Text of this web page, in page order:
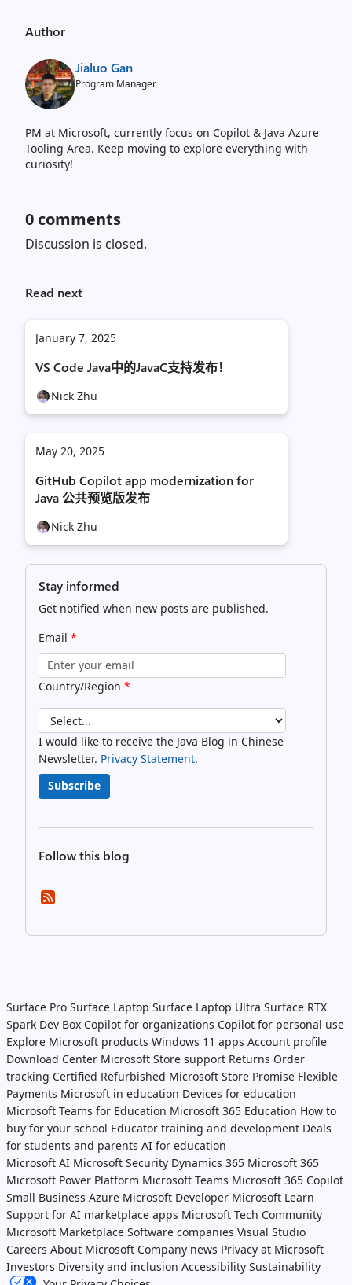
Author
Jialuo Gan
Program Manager
PM at Microsoft, currently focus on Copilot & Java Azure
Tooling Area. Keep moving to explore everything with
curiosity!
0 comments
Discussion is closed.
Read next
January 7, 2025
VS Code Java中的JavaC支持发布！
Nick Zhu
May 20, 2025
GitHub Copilot app modernization for
Java 公共预览版发布
Nick Zhu
Stay informed
Get notified when new posts are published.
Email *
Country/Region *
I would like to receive the Java Blog in Chinese
Newsletter. Privacy Statement.
Subscribe
Follow this blog
Surface Pro Surface Laptop Surface Laptop Ultra Surface RTX
Spark Dev Box Copilot for organizations Copilot for personal use
Explore Microsoft products Windows 11 apps Account profile
Download Center Microsoft Store support Returns Order
tracking Certified Refurbished Microsoft Store Promise Flexible
Payments Microsoft in education Devices for education
Microsoft Teams for Education Microsoft 365 Education How to
buy for your school Educator training and development Deals
for students and parents AI for education
Microsoft AI Microsoft Security Dynamics 365 Microsoft 365
Microsoft Power Platform Microsoft Teams Microsoft 365 Copilot
Small Business Azure Microsoft Developer Microsoft Learn
Support for AI marketplace apps Microsoft Tech Community
Microsoft Marketplace Software companies Visual Studio
Careers About Microsoft Company news Privacy at Microsoft
Investors Diversity and inclusion Accessibility Sustainability